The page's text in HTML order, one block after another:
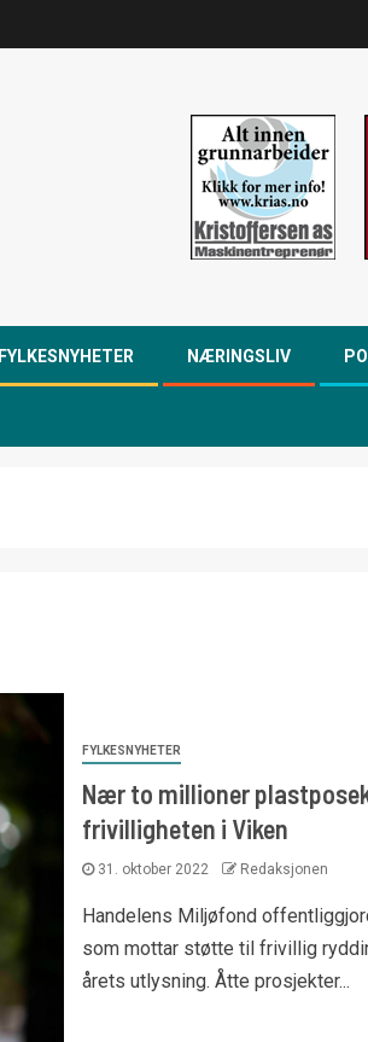
FYLKESNYHETER NÆRINGSLIV
FYLKESNYHETER
Nær to millioner
frivilligheten i Viken
31. oktober 2022 Redaksjonen
Handelens Miljøfond
som mottar støtte til frivillig
årets utlysning. Åtte prosjekter...